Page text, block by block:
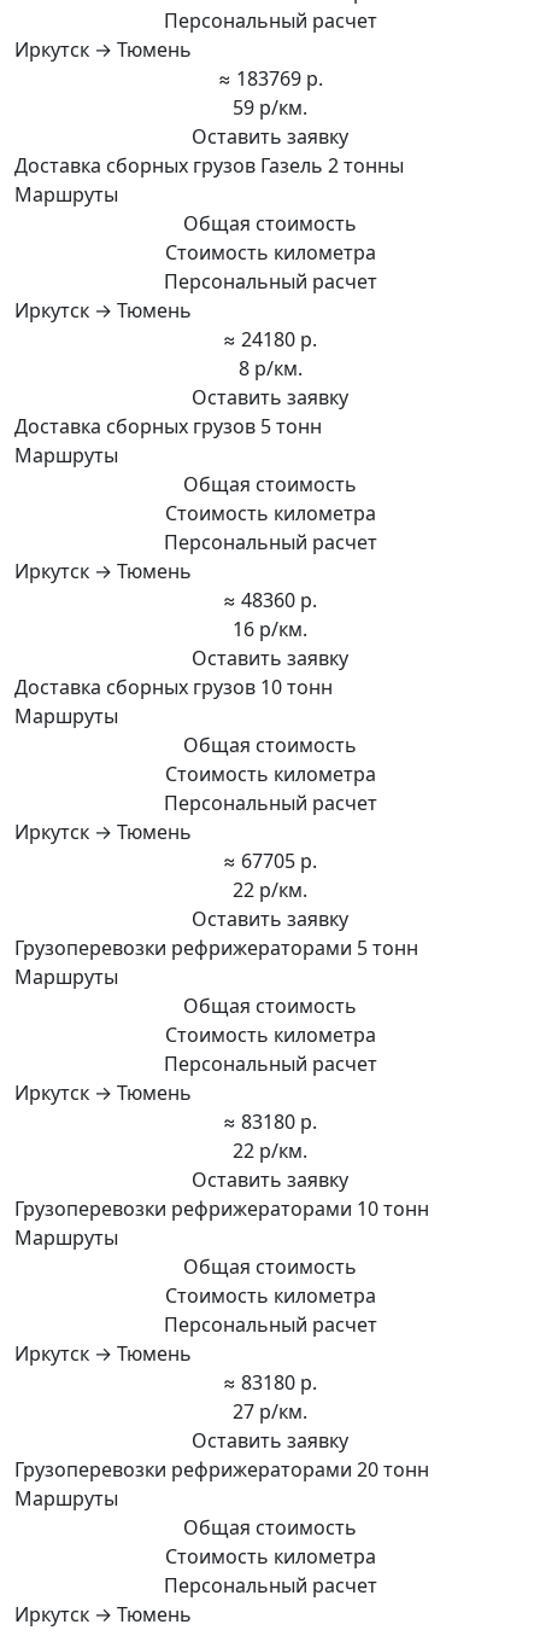
Персональный расчет
Иркутск → Тюмень
≈ 183769 р.
59 р/км.
Оставить заявку
Доставка сборных грузов Газель 2 тонны
Маршруты
Общая стоимость
Стоимость километра
Персональный расчет
Иркутск → Тюмень
≈ 24180 р.
8 р/км.
Оставить заявку
Доставка сборных грузов 5 тонн
Маршруты
Общая стоимость
Стоимость километра
Персональный расчет
Иркутск → Тюмень
≈ 48360 р.
16 р/км.
Оставить заявку
Доставка сборных грузов 10 тонн
Маршруты
Общая стоимость
Стоимость километра
Персональный расчет
Иркутск → Тюмень
≈ 67705 р.
22 р/км.
Оставить заявку
Грузоперевозки рефрижераторами 5 тонн
Маршруты
Общая стоимость
Стоимость километра
Персональный расчет
Иркутск → Тюмень
≈ 83180 р.
22 р/км.
Оставить заявку
Грузоперевозки рефрижераторами 10 тонн
Маршруты
Общая стоимость
Стоимость километра
Персональный расчет
Иркутск → Тюмень
≈ 83180 р.
27 р/км.
Оставить заявку
Грузоперевозки рефрижераторами 20 тонн
Маршруты
Общая стоимость
Стоимость километра
Персональный расчет
Иркутск → Тюмень